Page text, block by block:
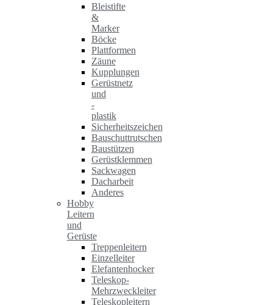
Bleistifte
&
Marker
Böcke
Plattformen
Zäune
Kupplungen
Gerüstnetz
und
-
plastik
Sicherheitszeichen
Bauschuttrutschen
Baustützen
Gerüstklemmen
Sackwagen
Dacharbeit
Anderes
Hobby
Leitern
und
Gerüste
Treppenleitern
Einzelleiter
Elefantenhocker
Teleskop-
Mehrzweckleiter
Teleskopleitern